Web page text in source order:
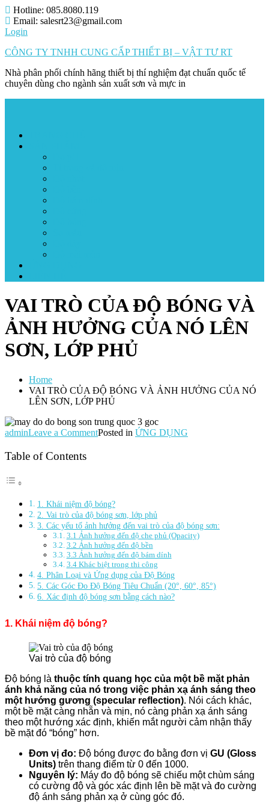
Skip
to
content
Hotline: 085.8080.119
Email: salesrt23@gmail.com
Login
CÔNG TY TNHH CUNG CẤP THIẾT BỊ – VẬT TƯ RT
Nhà phân phối chính hãng thiết bị thí nghiệm đạt chuẩn quốc tế
chuyên dùng cho ngành sản xuất sơn và mực in
VAI TRÒ CỦA ĐỘ BÓNG VÀ
ẢNH HƯỞNG CỦA NÓ LÊN
SƠN, LỚP PHỦ
Home
VAI TRÒ CỦA ĐỘ BÓNG VÀ ẢNH HƯỞNG CỦA NÓ
LÊN SƠN, LỚP PHỦ
adminLeave a Commenton
ẢNH
HƯỞNG
CỦA
NÓ
LÊN
SƠN,
LỚP
PHỦ
Posted in ỨNG DỤNG
Table of Contents
1. Khái niệm độ bóng?
2. Vai trò của độ bóng sơn, lớp phủ
3. Các yếu tố ảnh hưởng đến vai trò của độ bóng sơn:
3.1 Ảnh hưởng đến độ che phủ (Opacity)
3.2 Ảnh hưởng đến độ bền
3.3 Ảnh hưởng đến độ bám dính
3.4 Khác biệt trong thi công
4. Phân Loại và Ứng dụng của Độ Bóng
5. Các Góc Đo Độ Bóng Tiêu Chuẩn (20°, 60°, 85°)
6. Xác định độ bóng sơn bằng cách nào?
1. Khái niệm độ bóng?
Vai trò của độ bóng
Độ bóng là thuộc tính quang học của một bề mặt phản
ánh khả năng của nó trong việc phản xạ ánh sáng theo
một hướng gương (specular reflection). Nói cách khác,
một bề mặt càng nhẵn và mịn, nó càng phản xạ ánh sáng
theo một hướng xác định, khiến mắt người cảm nhận thấy
bề mặt đó “bóng” hơn.
Đơn vị đo: Độ bóng được đo bằng đơn vị GU (Gloss
Units) trên thang điểm từ 0 đến 1000.
Nguyên lý: Máy đo độ bóng sẽ chiếu một chùm sáng
có cường độ và góc xác định lên bề mặt và đo cường
độ ánh sáng phản xạ ở cùng góc đó.